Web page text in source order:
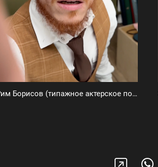
Рим Борисов (типажное актерское портфолио)